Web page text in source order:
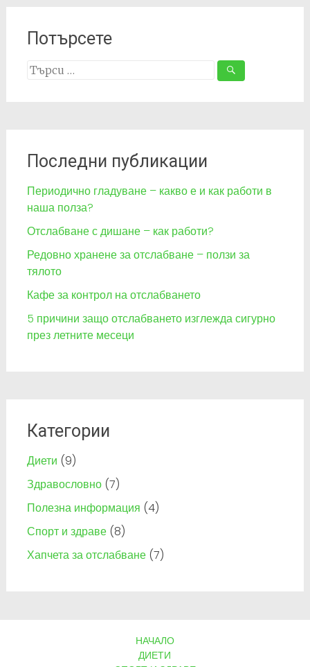
Потърсете
Search
Последни публикации
Периодично гладуване – какво е и как работи в
наша полза?
Отслабване с дишане – как работи?
Редовно хранене за отслабване – ползи за
тялото
Кафе за контрол на отслабването
5 причини защо отслабването изглежда сигурно
през летните месеци
Категории
Диети (9)
Здравословно(7)
Полезна информация (4)
Спорт и здраве(8)
Хапчета за отслабване(7)
НАЧАЛО
ДИЕТИ